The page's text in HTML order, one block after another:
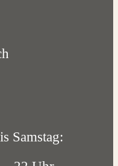
Samstag: